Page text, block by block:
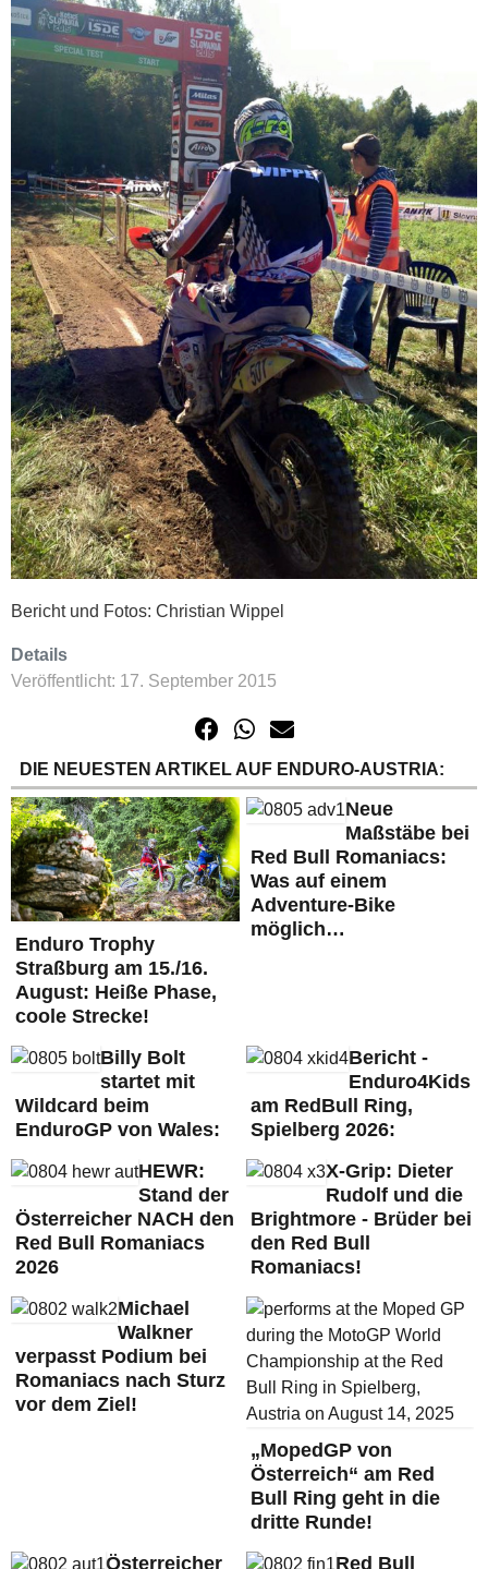
Bericht und Fotos: Christian Wippel
Details
Veröffentlicht: 17. September 2015
DIE NEUESTEN ARTIKEL AUF ENDURO-AUSTRIA:
Enduro Trophy
Straßburg am 15./16.
August: Heiße Phase,
coole Strecke!
Neue
Maßstäbe bei
Red Bull Romaniacs:
Was auf einem
Adventure-Bike
möglich…
Billy Bolt
startet mit
Wildcard beim
EnduroGP von Wales:
Bericht -
Enduro4Kids
am RedBull Ring,
Spielberg 2026:
HEWR:
Stand der
Österreicher NACH den
Red Bull Romaniacs
2026
X-Grip: Dieter
Rudolf und die
Brightmore - Brüder bei
den Red Bull
Romaniacs!
Michael
Walkner
verpasst Podium bei
Romaniacs nach Sturz
vor dem Ziel!
„MopedGP von
Österreich“ am Red
Bull Ring geht in die
dritte Runde!
Österreicher
Red Bull